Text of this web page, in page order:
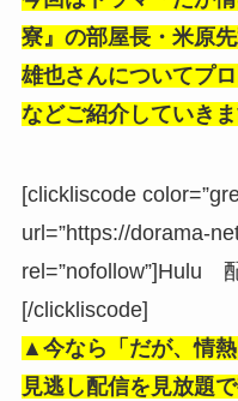
寮』の部屋長・米原
雄也さんについてプ
などご紹介していきま
[clickliscode
url=”https://dorama-
rel=”nofollow”]Hulu
[/clickliscode]
▲今なら「だが、情熱
見逃し配信を見放題